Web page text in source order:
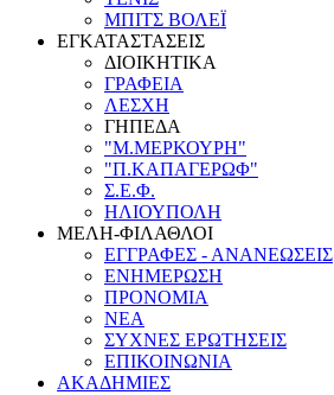
ΜΠΙΤΣ ΒΟΛΕΪ
ΕΓΚΑΤΑΣΤΑΣΕΙΣ
ΔΙΟΙΚΗΤΙΚΑ
ΓΡΑΦΕΙΑ
ΛΕΣΧΗ
ΓΗΠΕΔΑ
"Μ.ΜΕΡΚΟΥΡΗ"
"Π.ΚΑΠΑΓΕΡΩΦ"
Σ.Ε.Φ.
ΗΛΙΟΥΠΟΛΗ
ΜΕΛΗ-ΦΙΛΑΘΛΟΙ
ΕΓΓΡΑΦΕΣ - ΑΝΑΝΕΩΣΕΙΣ
ΕΝΗΜΕΡΩΣΗ
ΠΡΟΝΟΜΙΑ
NEA
ΣΥΧΝΕΣ ΕΡΩΤΗΣΕΙΣ
ΕΠΙΚΟΙΝΩΝΙΑ
ΑΚΑΔΗΜΙΕΣ